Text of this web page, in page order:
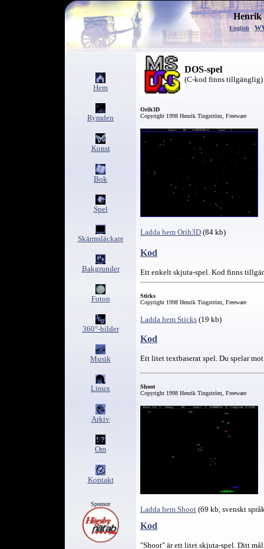
Henrik
English
Hem
Rymden
Konst
Bok
Spel
Skärmsläckare
Bakgrunder
Foton
360°-bilder
Musik
Linux
Arkiv
Om
Kontakt
Sponsor
DOS-spel
(C-kod finns tillgänglig)
Orih3D
Copyright 1998 Henrik Tingström, Freeware
Ladda hem Orih3D (84 kb)
Kod
Ett enkelt skjuta-spel. Kod finns
Sticks
Copyright 1998 Henrik Tingström, Freeware
Ladda hem Sticks (19 kb)
Kod
Ett litet textbaserat spel. Du spelar
Shoot
Copyright 1998 Henrik Tingström, Freeware
Ladda hem Shoot (69 kb, svenskt
Kod
"Shoot" är ett litet skjuta-spel. Ditt